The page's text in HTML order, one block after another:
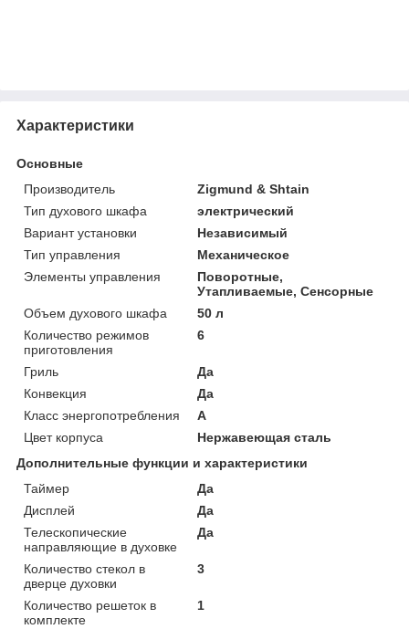
Характеристики
Основные
Производитель
Zigmund & Shtain
Тип духового шкафа
электрический
Вариант установки
Независимый
Тип управления
Механическое
Элементы управления
Поворотные,
Утапливаемые, Сенсорные
Объем духового шкафа
50 л
Количество режимов
приготовления
6
Гриль
Да
Конвекция
Да
Класс энергопотребления
A
Цвет корпуса
Нержавеющая сталь
Дополнительные функции и характеристики
Таймер
Да
Дисплей
Да
Телескопические
направляющие в духовке
Да
Количество стекол в
дверце духовки
3
Количество решеток в
комплекте
1